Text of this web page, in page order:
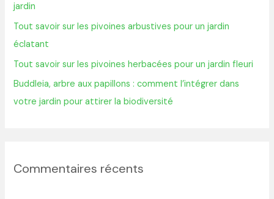
r
:
jardin
Tout savoir sur les pivoines arbustives pour un jardin
éclatant
Tout savoir sur les pivoines herbacées pour un jardin fleuri
Buddleia, arbre aux papillons : comment l’intégrer dans
votre jardin pour attirer la biodiversité
Commentaires récents